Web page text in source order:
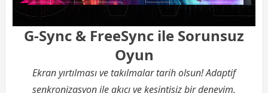
G-Sync & FreeSync ile Sorunsuz
Oyun
Ekran yırtılması ve takılmalar tarih olsun! Adaptif
senkronizasyon ile akıcı ve kesintisiz bir deneyim.